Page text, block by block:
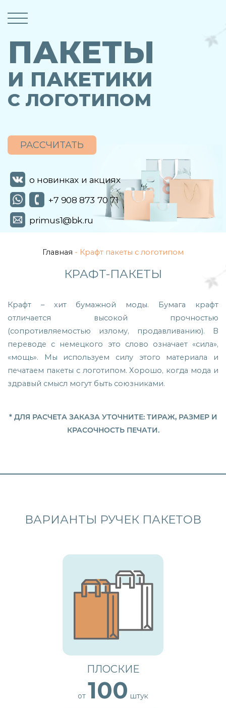
ПАКЕТЫ
И ПАКЕТИКИ
С ЛОГОТИПОМ
РАССЧИТАТЬ
о новинках и акциях
+7 908 873 70 71
primus1@bk.ru
Главная - Крафт пакеты с логотипом
КРАФТ-ПАКЕТЫ
Крафт – хит бумажной моды. Бумага крафт
отличается высокой прочностью
(сопротивляемостью излому, продавливанию). В
переводе с немецкого это слово означает «сила»,
«мощь». Мы используем силу этого материала и
печатаем пакеты с логотипом. Хорошо, когда мода и
здравый смысл могут быть союзниками.
* ДЛЯ РАСЧЕТА ЗАКАЗА УТОЧНИТЕ: ТИРАЖ, РАЗМЕР И
КРАСОЧНОСТЬ ПЕЧАТИ.
ВАРИАНТЫ РУЧЕК ПАКЕТОВ
ПЛОСКИЕ
от 100 штук